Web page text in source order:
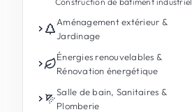
Aménagement extérieur &
Jardinage
Entretien de jardin
Conception de jardin & paysages
Aménagement extérieur
Énergies renouvelables &
Rénovation énergétique
Photovoltaïque
Salle de bain, Sanitaires &
Plomberie